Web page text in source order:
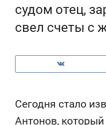
судом отец,
свел счеты с
Сегодня стало
Антонов,